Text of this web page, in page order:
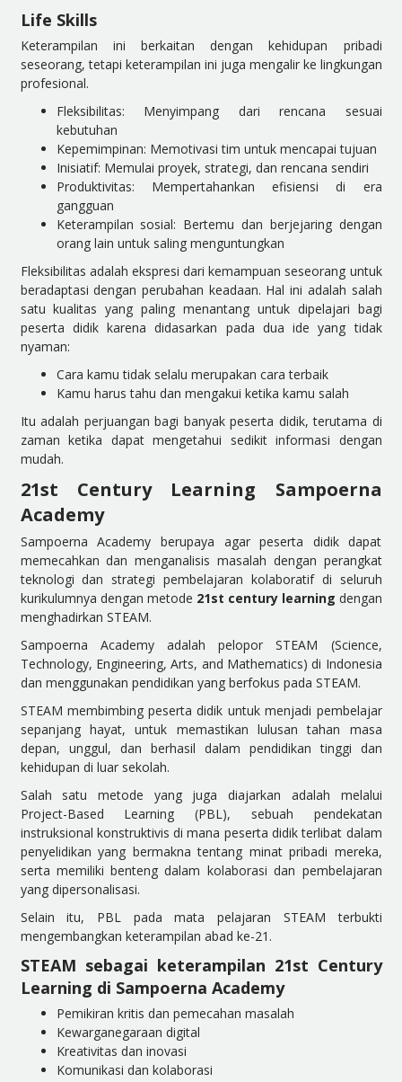
Life Skills
Keterampilan ini berkaitan dengan kehidupan pribadi
seseorang, tetapi keterampilan ini juga mengalir ke lingkungan
profesional.
Fleksibilitas: Menyimpang dari rencana sesuai
kebutuhan
Kepemimpinan: Memotivasi tim untuk mencapai tujuan
Inisiatif: Memulai proyek, strategi, dan rencana sendiri
Produktivitas: Mempertahankan efisiensi di era
gangguan
Keterampilan sosial: Bertemu dan berjejaring dengan
orang lain untuk saling menguntungkan
Fleksibilitas adalah ekspresi dari kemampuan seseorang untuk
beradaptasi dengan perubahan keadaan. Hal ini adalah salah
satu kualitas yang paling menantang untuk dipelajari bagi
peserta didik karena didasarkan pada dua ide yang tidak
nyaman:
Cara kamu tidak selalu merupakan cara terbaik
Kamu harus tahu dan mengakui ketika kamu salah
Itu adalah perjuangan bagi banyak peserta didik, terutama di
zaman ketika dapat mengetahui sedikit informasi dengan
mudah.
21st Century Learning Sampoerna
Academy
Sampoerna Academy berupaya agar peserta didik dapat
memecahkan dan menganalisis masalah dengan perangkat
teknologi dan strategi pembelajaran kolaboratif di seluruh
kurikulumnya dengan metode 21st century learning dengan
menghadirkan STEAM.
Sampoerna Academy adalah pelopor STEAM (Science,
Technology, Engineering, Arts, and Mathematics) di Indonesia
dan menggunakan pendidikan yang berfokus pada STEAM.
STEAM membimbing peserta didik untuk menjadi pembelajar
sepanjang hayat, untuk memastikan lulusan tahan masa
depan, unggul, dan berhasil dalam pendidikan tinggi dan
kehidupan di luar sekolah.
Salah satu metode yang juga diajarkan adalah melalui
Project-Based Learning (PBL), sebuah pendekatan
instruksional konstruktivis di mana peserta didik terlibat dalam
penyelidikan yang bermakna tentang minat pribadi mereka,
serta memiliki benteng dalam kolaborasi dan pembelajaran
yang dipersonalisasi.
Selain itu, PBL pada mata pelajaran STEAM terbukti
mengembangkan keterampilan abad ke-21.
STEAM sebagai keterampilan 21st Century
Learning di Sampoerna Academy
Pemikiran kritis dan pemecahan masalah
Kewarganegaraan digital
Kreativitas dan inovasi
Komunikasi dan kolaborasi